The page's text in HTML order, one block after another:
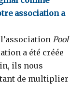
association a
Pool
a été créée
ils nous
de multiplier